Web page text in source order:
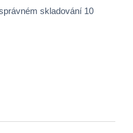
skladování 10